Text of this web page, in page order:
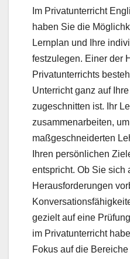
Im Privatunterricht
haben Sie die
Lernplan und Ihre
festzulegen. Einer der
Privatunterrichts
Unterricht ganz auf
zugeschnitten ist. Ihr
zusammenarbeiten,
maßgeschneiderten
Ihren persönlichen
entspricht. Ob Sie sich
Herausforderungen
gezielt auf eine
im Privatunterricht
Fokus auf die